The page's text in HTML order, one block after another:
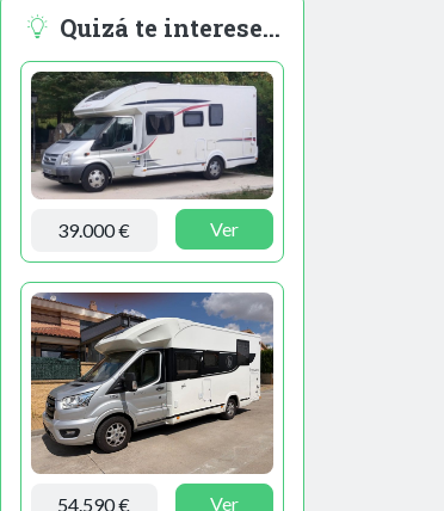
Quizá te interese...
39.000 € Ver
54.590 € Ver